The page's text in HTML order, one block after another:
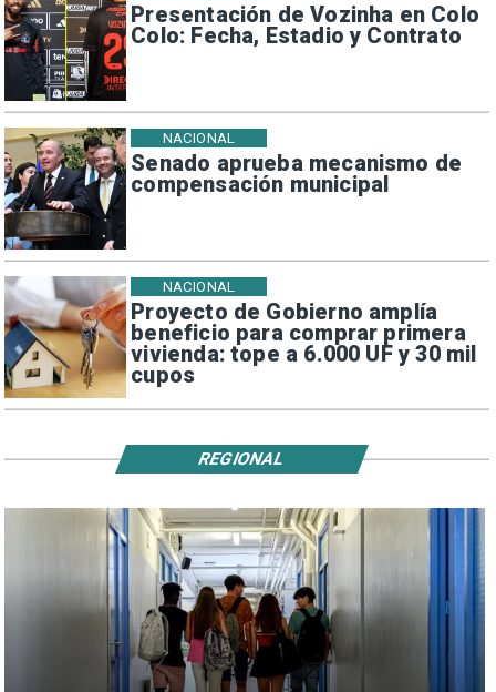
Presentación de Vozinha en Colo
Colo: Fecha, Estadio y Contrato
Senado aprueba mecanismo de
compensación municipal
NACIONAL
Proyecto de Gobierno amplía
beneficio para comprar primera
vivienda: tope a 6.000 UF y 30 mil
cupos
NACIONAL
REGIONAL